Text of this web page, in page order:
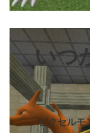
いつ
ピクセルモ